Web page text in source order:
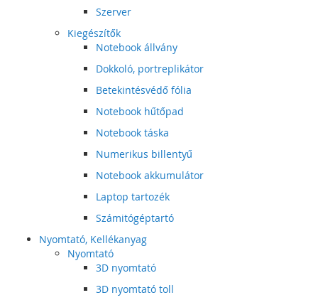
Szerver
Kiegészítők
Notebook állvány
Dokkoló, portreplikátor
Betekintésvédő fólia
Notebook hűtőpad
Notebook táska
Numerikus billentyű
Notebook akkumulátor
Laptop tartozék
Számitógéptartó
Nyomtató, Kellékanyag
Nyomtató
3D nyomtató
3D nyomtató toll